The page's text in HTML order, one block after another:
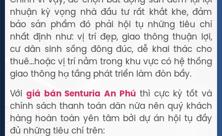
nhuận kỳ vọng nhà đầu tư rất khắt khe, đảm
bảo sản phẩm đó phải hội tụ những tiêu chí
nhất định như: vị trí đẹp, giao thông thuận lợi,
cư dân sinh sống đông đúc, dễ khai thác cho
thuê…hoặc vị trí nằm trong khu vực có hệ thống
giao thông hạ tầng phát triển làm đòn bẩy.
Với giá bán Senturia An Phú thì cực kỳ tốt và
chính sách thanh toán dãn nữa nên quý khách
hàng hoàn toàn yên tâm bởi dự án hội tụ đầy
đủ những tiêu chí trên: